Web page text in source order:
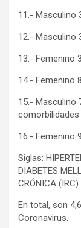
11.-
12.-
13.-
14.-
15.-
comorbilidades
16.-
Siglas:
DIABETES
CRÓNICA (IRC).
En total, son
Coronavirus.